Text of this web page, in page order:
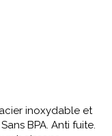
inoxydable et
BPA. Anti fuite.